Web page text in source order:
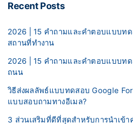
Recent Posts
2026 | 15 คำถามและคำตอบแบบท
สถานที่ทำงาน
2026 | 15 คำถามและคำตอบแบบท
ถนน
วิธีส่งผลลัพธ์แบบทดสอบ Google
แบบสอบถามทางอีเมล?
3 ส่วนเสริมที่ดีที่สุดสำหรับการนำเข้า